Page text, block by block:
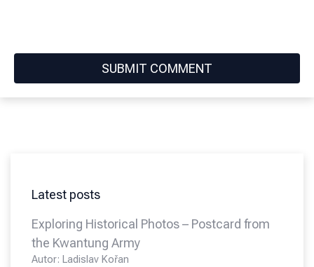
Latest posts
Exploring Historical Photos – Postcard from
the Kwantung Army
Autor: Ladislav Kořan